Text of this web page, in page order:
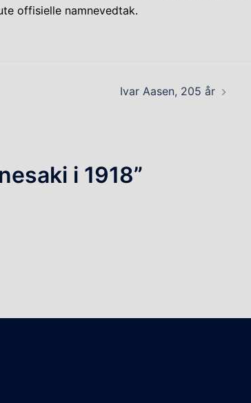
offisielle namnevedtak.
Ivar Aasen, 205 år
i 1918”